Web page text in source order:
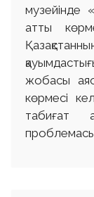
музейінде
атты
жобасы
көрмесі
табиғат